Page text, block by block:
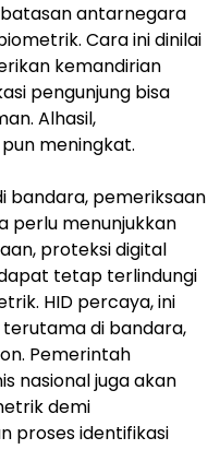
antarnegara
Cara ini dinilai
kemandirian
pengunjung bisa
Alhasil,
meningkat.
bandara, pemeriksaan
perlu menunjukkan
proteksi digital
tetap terlindungi
HID percaya, ini
di bandara,
Pemerintah
nasional juga akan
demi
proses identifikasi